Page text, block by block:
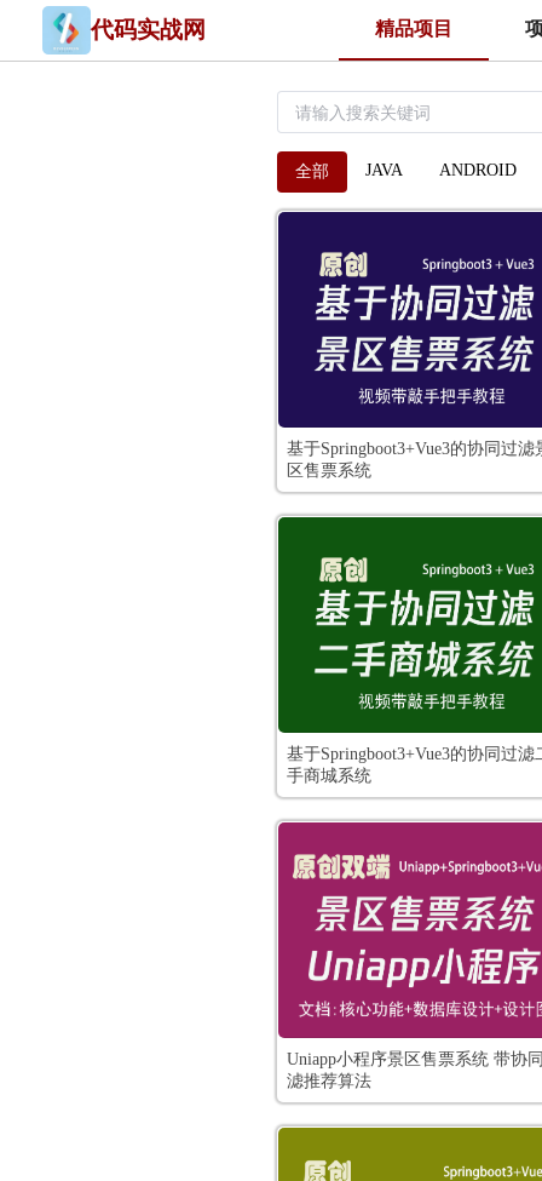
代码实战网 精品项目
全部 JAVA ANDROID
基于Springboot3+Vue3的协同过滤
区售票系统
基于Springboot3+Vue3的协同过滤
手商城系统
Uniapp小程序景区售票系统 带协
滤推荐算法